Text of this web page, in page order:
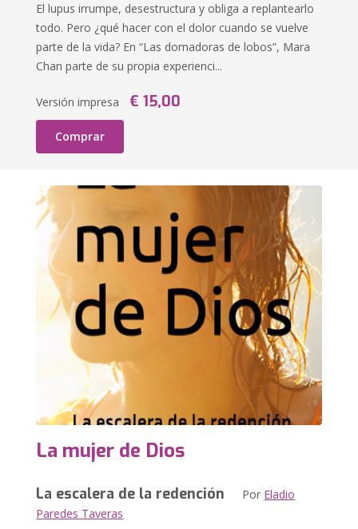
El lupus irrumpe, desestructura y obliga a replantearlo
todo. Pero ¿qué hacer con el dolor cuando se vuelve
parte de la vida? En “Las domadoras de lobos”, Mara
Chan parte de su propia experienci...
Versión impresa € 15,00
Comprar
La mujer de Dios
La escalera de la redención Por Eladio
Paredes Taveras